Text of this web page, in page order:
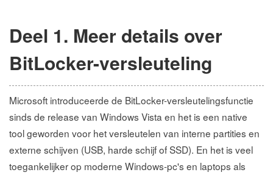
Deel 1. Meer details over
BitLocker-versleuteling
Microsoft introduceerde de BitLocker-versleutelingsfunctie
sinds de release van Windows Vista en het is een native
tool geworden voor het versleutelen van interne partities en
externe schijven (USB, harde schijf of SSD). En het is veel
toegankelijker op moderne Windows-pc's en laptops als